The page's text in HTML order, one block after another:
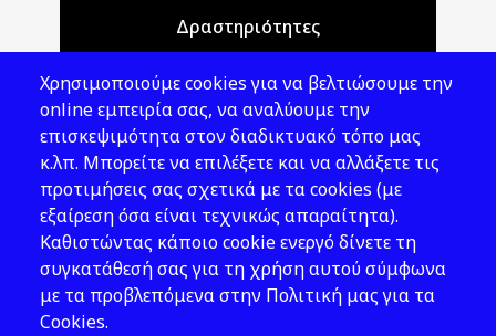
Δραστηριότητες
Νομοθεσία
Εκδόσεις
Νέα - Εκδηλώσεις
Ακολουθήστε μας
Χρησιμοποιούμε cookies για να βελτιώσουμε την
online εμπειρία σας, να αναλύουμε την
επισκεψιμότητα στον διαδικτυακό τόπο μας
κ.λπ. Μπορείτε να επιλέξετε και να αλλάξετε τις
προτιμήσεις σας σχετικά με τα cookies (με
εξαίρεση όσα είναι τεχνικώς απαραίτητα).
Καθιστώντας κάποιο cookie ενεργό δίνετε τη
συγκατάθεσή σας για τη χρήση αυτού σύμφωνα
με τα προβλεπόμενα στην Πολιτική μας για τα
Cookies.